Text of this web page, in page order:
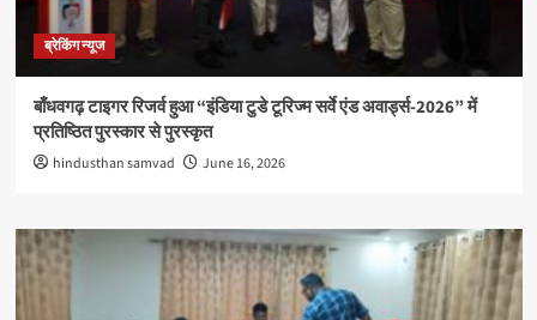
ब्रेकिंग न्यूज
बाँधवगढ़ टाइगर रिजर्व हुआ “इंडिया टुडे टूरिज्म सर्वे एंड अवार्ड्स-2026” में
प्रतिष्ठित पुरस्कार से पुरस्कृत
hindusthan samvad June 16, 2026